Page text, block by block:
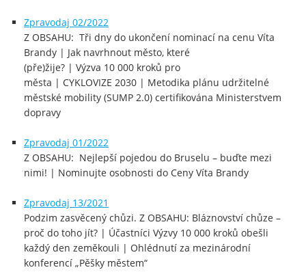
Zpravodaj 02/2022
Z OBSAHU: Tři dny do ukončení nominací na cenu Víta
Brandy | Jak navrhnout město, které
(pře)žije? | Výzva 10 000 kroků pro
města | CYKLOVIZE 2030 | Metodika plánu udržitelné
městské mobility (SUMP 2.0) certifikována Ministerstvem
dopravy
Zpravodaj 01/2022
Z OBSAHU: Nejlepší pojedou do Bruselu – buďte mezi
nimi! | Nominujte osobnosti do Ceny Víta Brandy
Zpravodaj 13/2021
Podzim zasvěcený chůzi. Z OBSAHU: Bláznovství chůze –
proč do toho jít? | Účastníci Výzvy 10 000 kroků obešli
každý den zeměkouli | Ohlédnutí za mezinárodní
konferencí „Pěšky městem“